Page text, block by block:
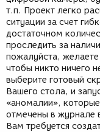
т.п. Проект легко
ситуации за счет
достаточном
проследить за
пожалуйста,
чтобы никто ничего
выберите готовый
Вашего стола, и
«аномалии»,
отмечены в журнале
Вам требуется